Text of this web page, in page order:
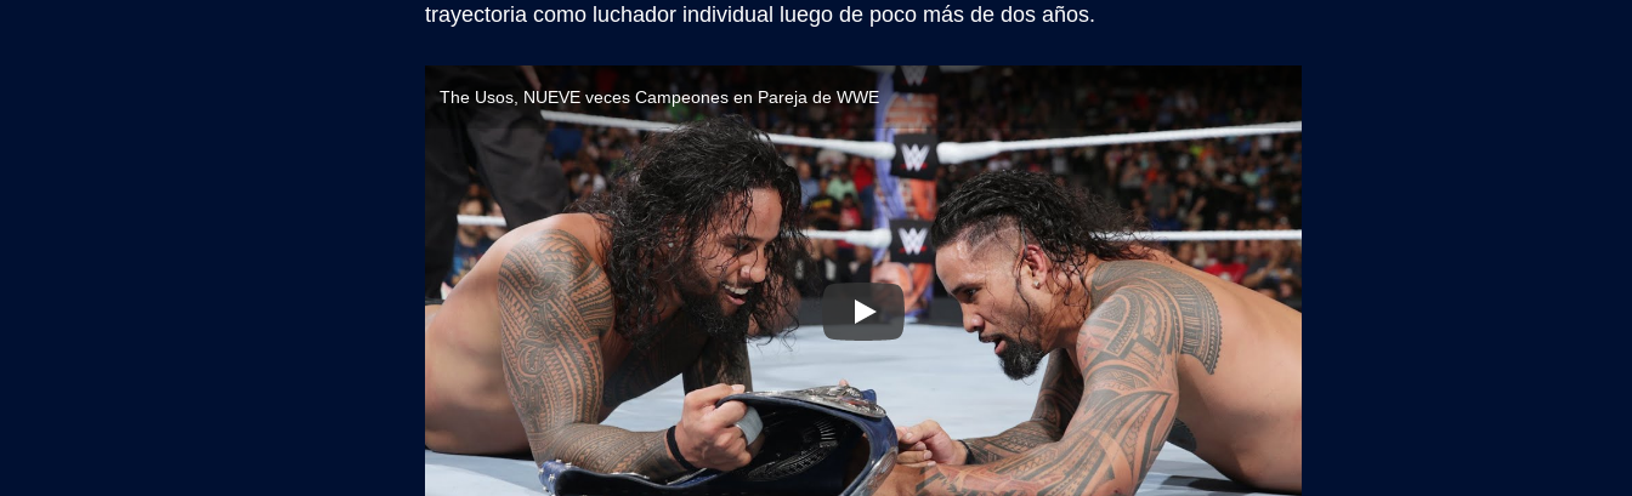
trayectoria como luchador individual luego de poco más de dos años.
The Usos, NUEVE veces Campeones en Pareja de WWE